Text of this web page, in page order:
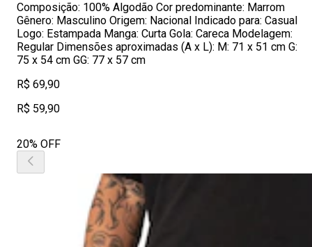
Composição: 100% Algodão Cor predominante: Marrom
Gênero: Masculino Origem: Nacional Indicado para: Casual
Logo: Estampada Manga: Curta Gola: Careca Modelagem:
Regular Dimensões aproximadas (A x L): M: 71 x 51 cm G:
75 x 54 cm GG: 77 x 57 cm
R$ 69,90
R$ 59,90
20% OFF